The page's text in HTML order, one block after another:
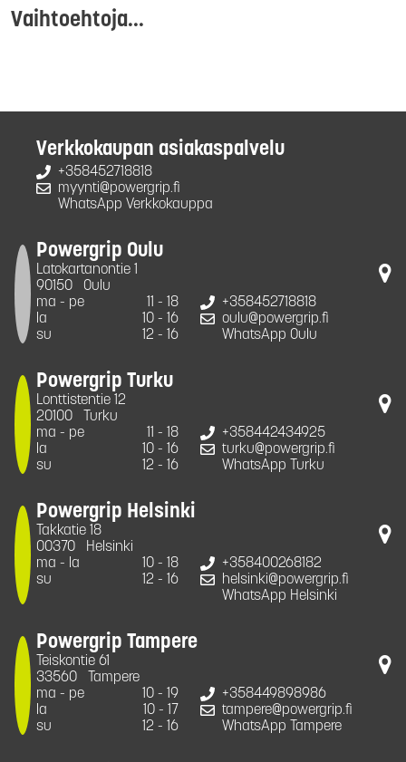
Vaihtoehtoja...
Verkkokaupan asiakaspalvelu
+358452718818
myynti@powergrip.fi
WhatsApp Verkkokauppa
Powergrip Oulu
Latokartanontie 1
90150
Oulu
ma - pe
11 - 18
la
10 - 16
su
12 - 16
+358452718818
oulu@powergrip.fi
WhatsApp Oulu
Powergrip Turku
Lonttistentie 12
20100
Turku
ma - pe
11 - 18
la
10 - 16
su
12 - 16
+358442434925
turku@powergrip.fi
WhatsApp Turku
Powergrip Helsinki
Takkatie 18
00370
Helsinki
ma - la
10 - 18
su
12 - 16
+358400268182
helsinki@powergrip.fi
WhatsApp Helsinki
Powergrip Tampere
Teiskontie 61
33560
Tampere
ma - pe
10 - 19
la
10 - 17
su
12 - 16
+358449898986
tampere@powergrip.fi
WhatsApp Tampere